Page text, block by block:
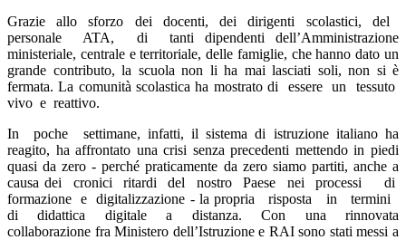
Grazie allo sforzo dei docenti, dei dirigenti scolastici, del
personale ATA, di tanti dipendenti dell’Amministrazione
ministeriale, centrale e territoriale, delle famiglie, che hanno dato un
grande contributo, la scuola non li ha mai lasciati soli, non si è
fermata. La comunità scolastica ha mostrato di essere un tessuto
vivo e reattivo.
In poche settimane, infatti, il sistema di istruzione italiano ha
reagito, ha affrontato una crisi senza precedenti mettendo in piedi
quasi da zero - perché praticamente da zero siamo partiti, anche a
causa dei cronici ritardi del nostro Paese nei processi di
formazione e digitalizzazione - la propria risposta in termini
di didattica digitale a distanza. Con una rinnovata
collaborazione fra Ministero dell’Istruzione e RAI sono stati messi a